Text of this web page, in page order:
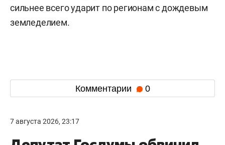
сильнее всего ударит по регионам с дождевым
земледелием.
Комментарии 0
7 августа 2026, 23:17